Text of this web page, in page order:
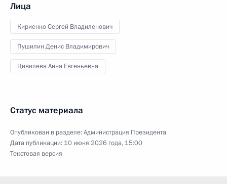
Лица
Кириенко Сергей Владиленович
Пушилин Денис Владимирович
Цивилева Анна Евгеньевна
Статус материала
Опубликован в разделе:Администрация Президента
Дата публикации: 10 июня 2026 года, 15:00
Текстовая версия